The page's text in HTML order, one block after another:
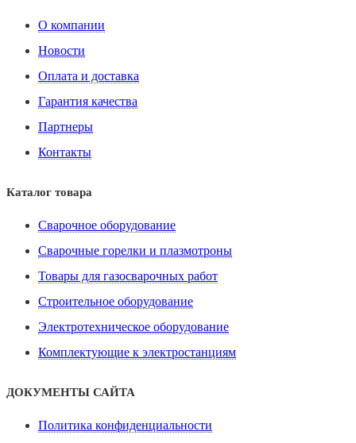
О компании
Новости
Оплата и доставка
Гарантия качества
Партнеры
Контакты
Каталог товара
Сварочное оборудование
Сварочные горелки и плазмотроны
Товары для газосварочных работ
Строительное оборудование
Электротехническое оборудование
Комплектующие к электростанциям
ДОКУМЕНТЫ САЙТА
Политика конфиденциальности